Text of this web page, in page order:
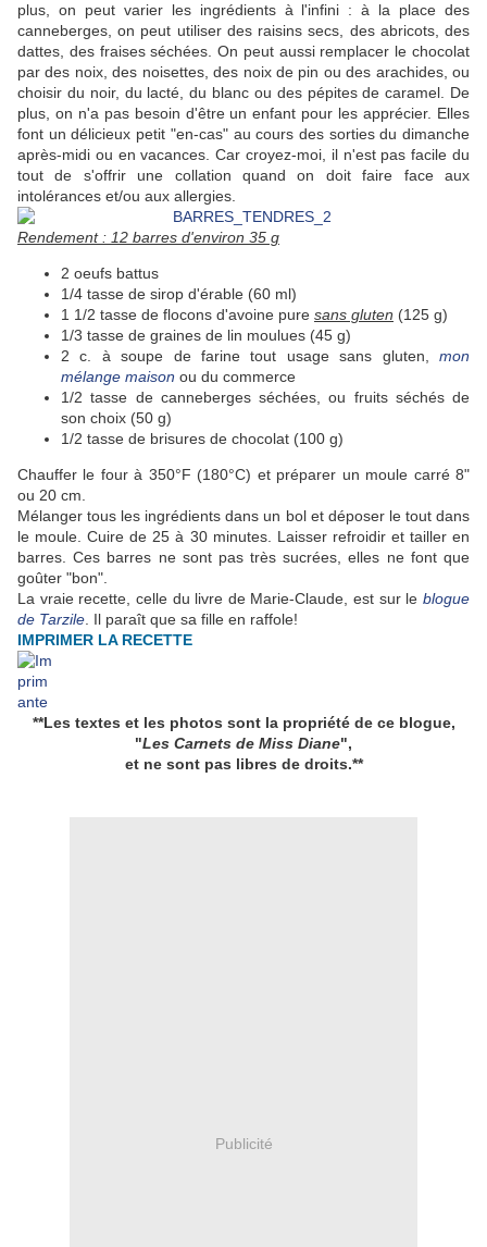
plus, on peut varier les ingrédients à l'infini : à la place des
canneberges, on peut utiliser des raisins secs, des abricots, des
dattes, des fraises séchées. On peut aussi remplacer le chocolat
par des noix, des noisettes, des noix de pin ou des arachides, ou
choisir du noir, du lacté, du blanc ou des pépites de caramel. De
plus, on n'a pas besoin d'être un enfant pour les apprécier. Elles
font un délicieux petit "en-cas" au cours des sorties du dimanche
après-midi ou en vacances. Car croyez-moi, il n'est pas facile du
tout de s'offrir une collation quand on doit faire face aux
intolérances et/ou aux allergies.
Rendement : 12 barres d'environ 35 g
2 oeufs battus
1/4 tasse de sirop d'érable (60 ml)
1 1/2 tasse de flocons d'avoine pure sans gluten (125 g)
1/3 tasse de graines de lin moulues (45 g)
2 c. à soupe de farine tout usage sans gluten, mon
mélange maison ou du commerce
1/2 tasse de canneberges séchées, ou fruits séchés de
son choix (50 g)
1/2 tasse de brisures de chocolat (100 g)
Chauffer le four à 350°F (180°C) et préparer un moule carré 8"
ou 20 cm.
Mélanger tous les ingrédients dans un bol et déposer le tout dans
le moule. Cuire de 25 à 30 minutes. Laisser refroidir et tailler en
barres. Ces barres ne sont pas très sucrées, elles ne font que
goûter "bon".
La vraie recette, celle du livre de Marie-Claude, est sur le blogue
de Tarzile . Il paraît que sa fille en raffole!
IMPRIMER LA RECETTE
**Les textes et les photos sont la propriété de ce blogue,
"Les Carnets de Miss Diane",
et ne sont pas libres de droits.**
Publicité